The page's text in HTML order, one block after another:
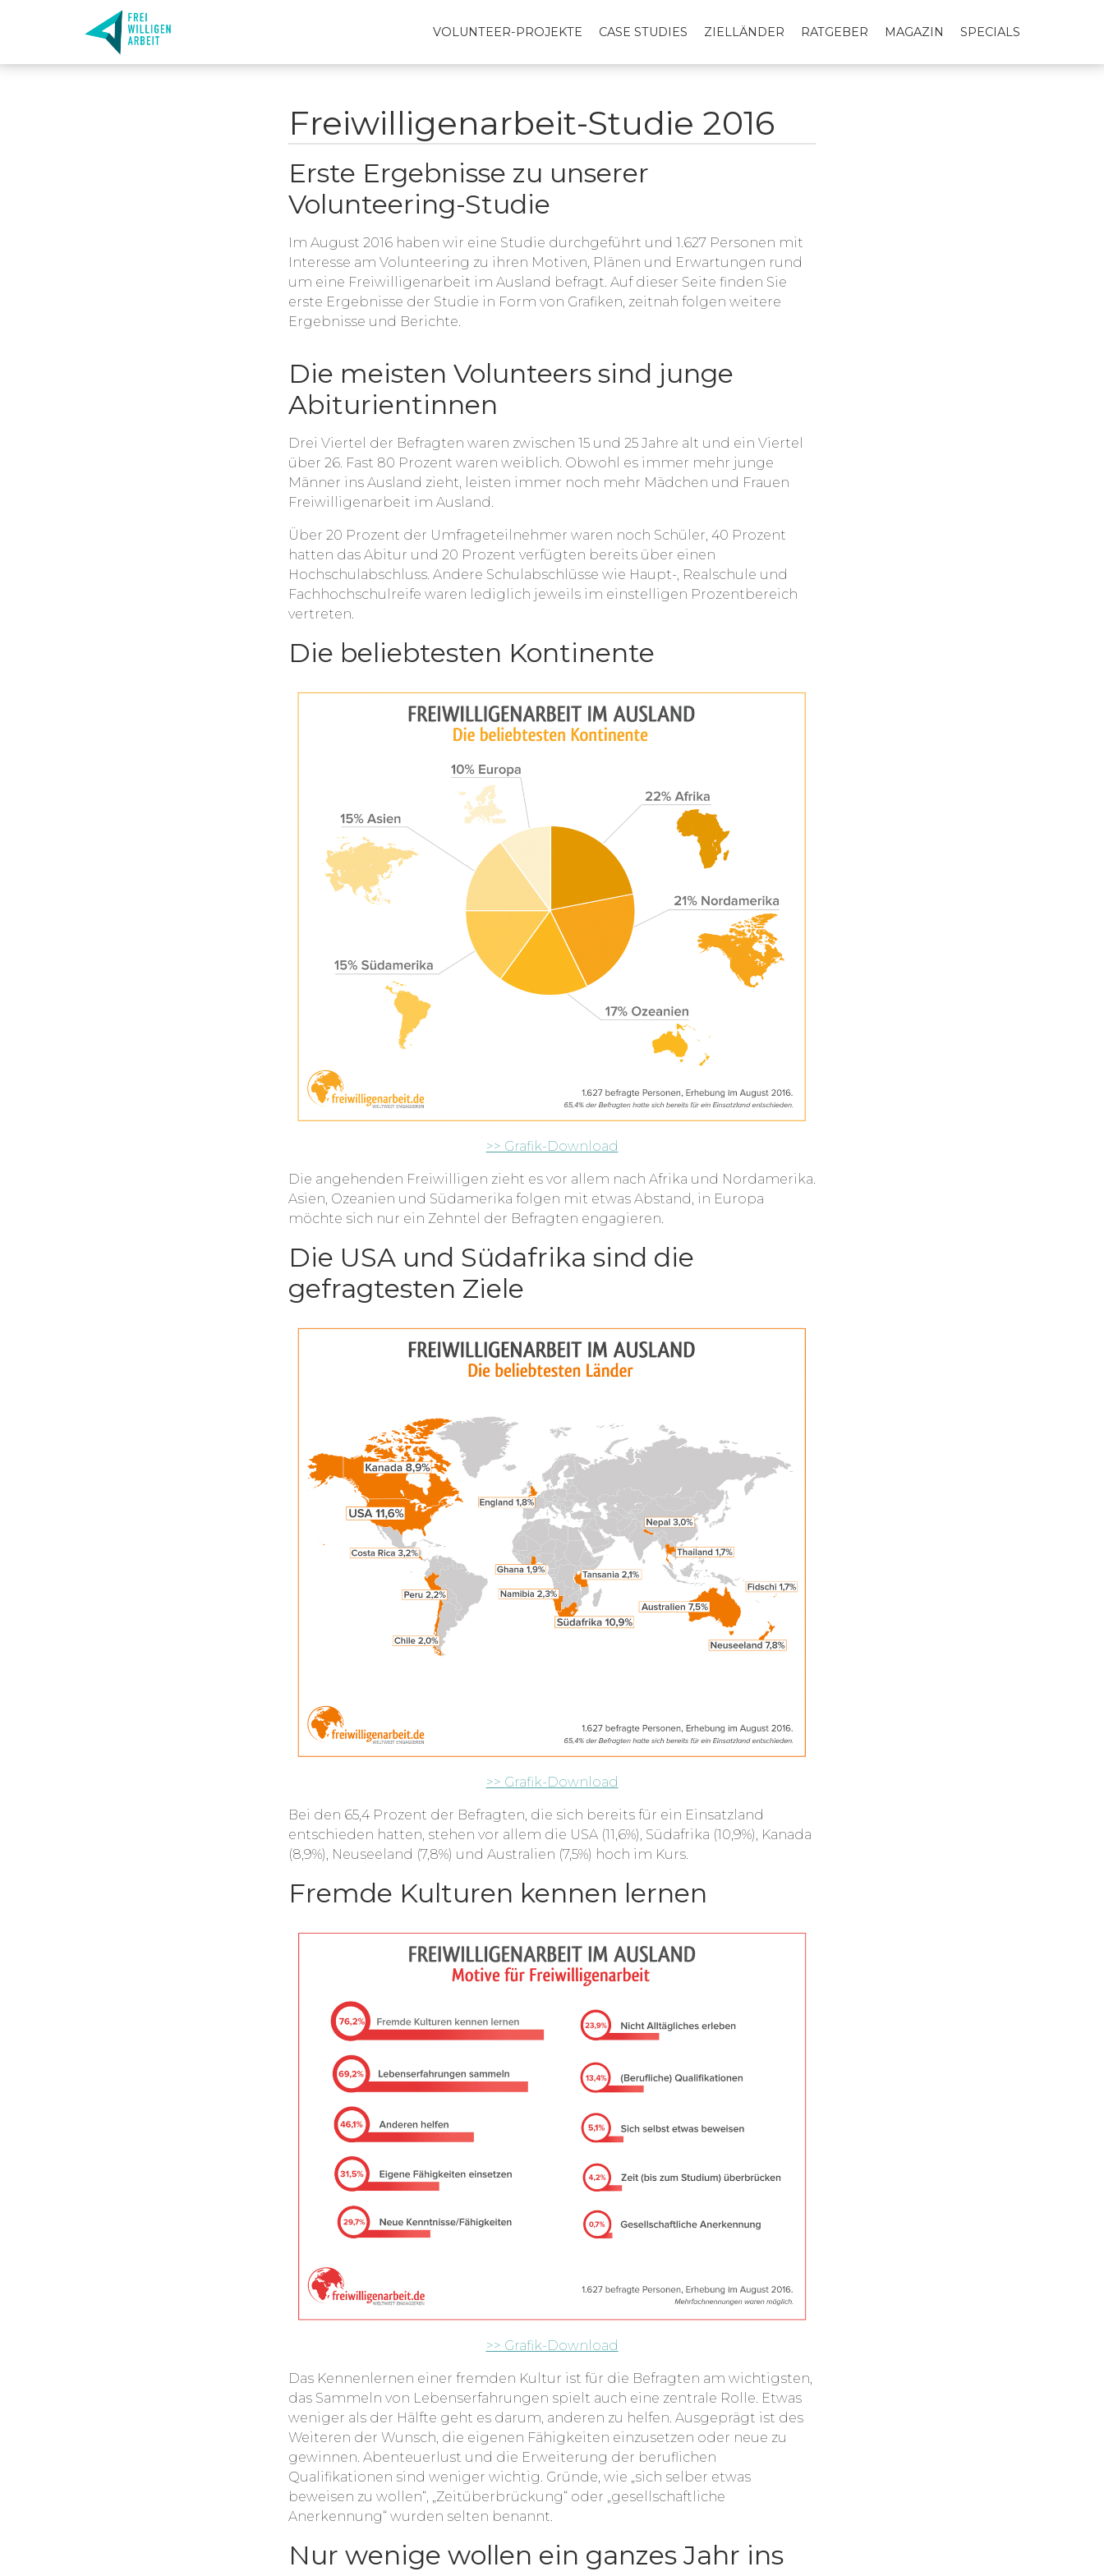
VOLUNTEER-PROJEKTE CASE STUDIES ZIELLÄNDER RATGEBER MAGAZIN SPECIALS
Freiwilligenarbeit-Studie 2016
Erste Ergebnisse zu unserer
Volunteering-Studie
Im August 2016 haben wir eine Studie durchgeführt und 1.627 Personen mit
Interesse am Volunteering zu ihren Motiven, Plänen und Erwartungen rund
um eine Freiwilligenarbeit im Ausland befragt. Auf dieser Seite finden Sie
erste Ergebnisse der Studie in Form von Grafiken, zeitnah folgen weitere
Ergebnisse und Berichte.
Die meisten Volunteers sind junge
Abiturientinnen
Drei Viertel der Befragten waren zwischen 15 und 25 Jahre alt und ein Viertel
über 26. Fast 80 Prozent waren weiblich. Obwohl es immer mehr junge
Männer ins Ausland zieht, leisten immer noch mehr Mädchen und Frauen
Freiwilligenarbeit im Ausland.
Über 20 Prozent der Umfrageteilnehmer waren noch Schüler, 40 Prozent
hatten das Abitur und 20 Prozent verfügten bereits über einen
Hochschulabschluss. Andere Schulabschlüsse wie Haupt-, Realschule und
Fachhochschulreife waren lediglich jeweils im einstelligen Prozentbereich
vertreten.
Die beliebtesten Kontinente
>> Grafik-Download
Die angehenden Freiwilligen zieht es vor allem nach Afrika und Nordamerika.
Asien, Ozeanien und Südamerika folgen mit etwas Abstand, in Europa
möchte sich nur ein Zehntel der Befragten engagieren.
Die USA und Südafrika sind die
gefragtesten Ziele
>> Grafik-Download
Bei den 65,4 Prozent der Befragten, die sich bereits für ein Einsatzland
entschieden hatten, stehen vor allem die USA (11,6%), Südafrika (10,9%), Kanada
(8,9%), Neuseeland (7,8%) und Australien (7,5%) hoch im Kurs.
Fremde Kulturen kennen lernen
>> Grafik-Download
Das Kennenlernen einer fremden Kultur ist für die Befragten am wichtigsten,
das Sammeln von Lebenserfahrungen spielt auch eine zentrale Rolle. Etwas
weniger als der Hälfte geht es darum, anderen zu helfen. Ausgeprägt ist des
Weiteren der Wunsch, die eigenen Fähigkeiten einzusetzen oder neue zu
gewinnen. Abenteuerlust und die Erweiterung der beruflichen
Qualifikationen sind weniger wichtig. Gründe, wie „sich selber etwas
beweisen zu wollen“, „Zeitüberbrückung“ oder „gesellschaftliche
Anerkennung“ wurden selten benannt.
Nur wenige wollen ein ganzes Jahr ins